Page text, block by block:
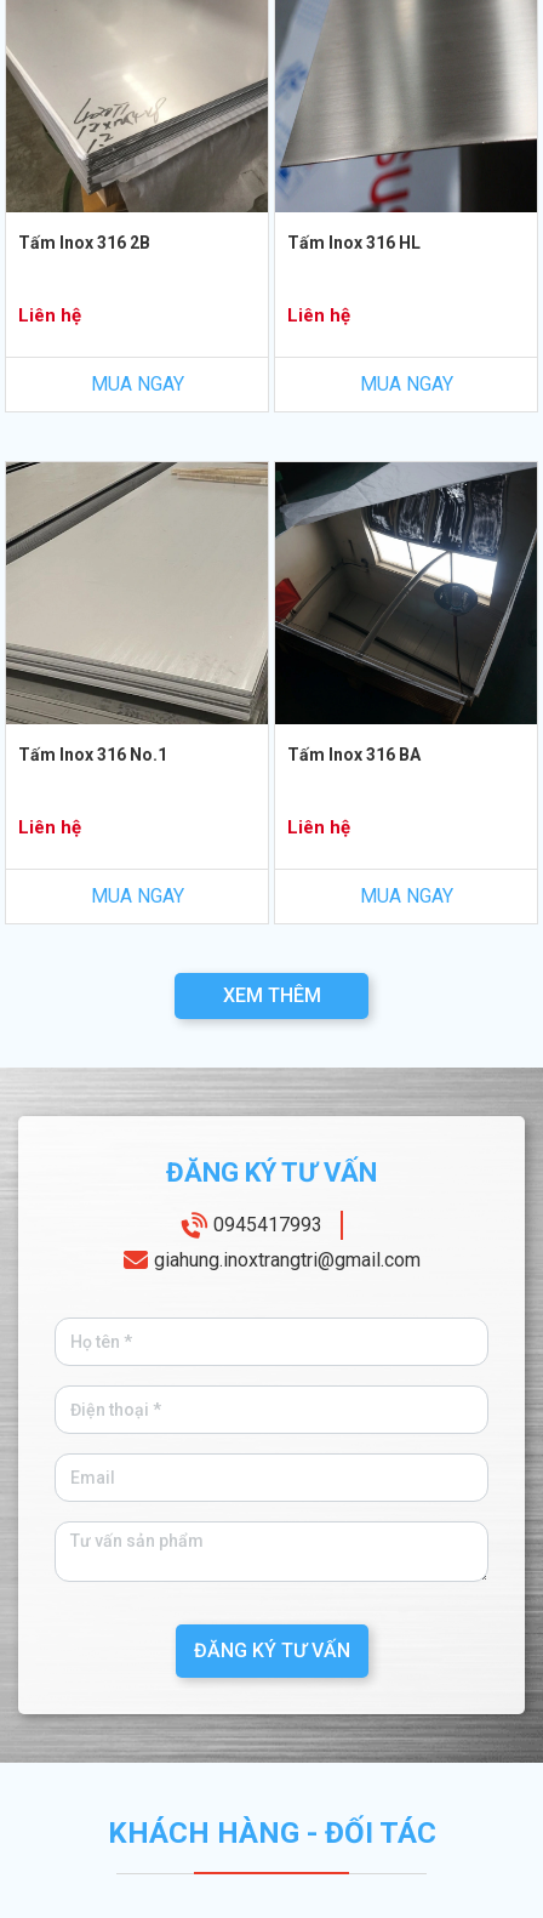
Tấm Inox 316 2B
Liên hệ
MUA NGAY
Tấm Inox 316 HL
Liên hệ
MUA NGAY
Tấm Inox 316 No.1
Liên hệ
MUA NGAY
Tấm Inox 316 BA
Liên hệ
MUA NGAY
XEM THÊM
ĐĂNG KÝ TƯ VẤN
0945417993
giahung.inoxtrangtri@gmail.com
ĐĂNG KÝ TƯ VẤN
KHÁCH HÀNG - ĐỐI TÁC